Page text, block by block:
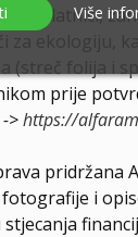
djelatnici,
ekologiju,
folija i
prije
->https://
pridržana
i
Više